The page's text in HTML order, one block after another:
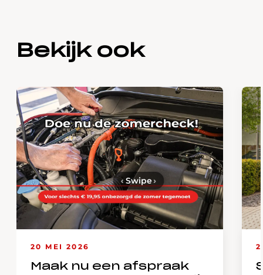
Bekijk ook
20 MEI 2026
Maak nu een afspraak
‹ Swipe›